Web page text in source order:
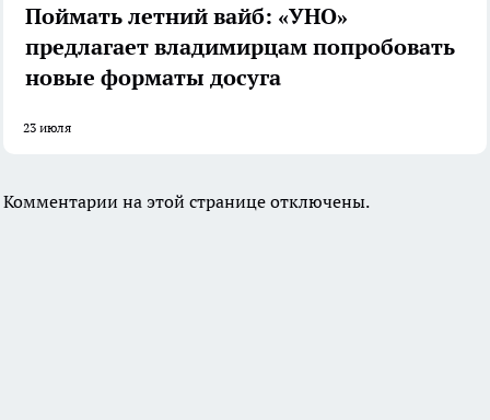
Поймать летний вайб: «УНО»
предлагает владимирцам попробовать
новые форматы досуга
23 июля
Комментарии на этой странице отключены.